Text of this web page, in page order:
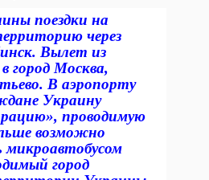
поездки на
через
Вылет из
город Москва,
В аэропорту
Украину
проводимую
возможно
город